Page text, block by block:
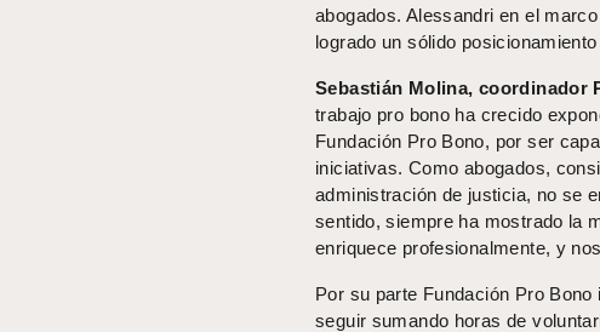
abogados. Alessandri en el
logrado un sólido
Sebastián Molina, coordinador
trabajo pro bono ha crecido
Fundación Pro Bono, por ser
iniciativas. Como abogados,
administración de justicia, no se
sentido, siempre ha mostrado la
enriquece profesionalmente, y
Por su parte Fundación Pro
seguir sumando horas de